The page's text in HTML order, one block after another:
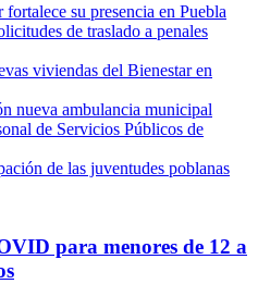
su presencia en Puebla
de traslado a penales
viviendas del Bienestar en
nueva ambulancia municipal
de Servicios Públicos de
de las juventudes poblanas
para menores de 12 a